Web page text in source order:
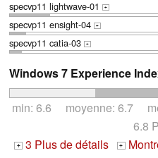
specvp11 lightwave-01 +
specvp11 ensight-04 +
specvp11 catia-03 +
Windows 7 Experience
min: 6.6 moyenne: 6.7
6.8
+ 3 Plus de détails +